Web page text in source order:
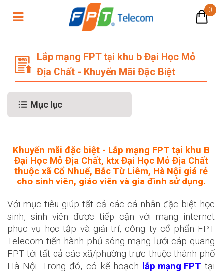
0
Lắp mạng FPT tại khu b Đại Học Mỏ
Địa Chất - Khuyến Mãi Đặc Biệt
Mục lục
Khuyến mãi đặc biệt - Lắp mạng FPT tại khu B
Đại Học Mỏ Địa Chất, ktx Đại Học Mỏ Địa Chất
thuộc xã Cổ Nhuế, Bắc Từ Liêm, Hà Nội giá rẻ
cho sinh viên, giáo viên và gia đình sử dụng.
Với mục tiêu giúp tất cả các cá nhân đặc biệt học
sinh, sinh viên được tiếp cận với mạng internet
phục vụ học tập và giải trí, công ty cổ phẩn FPT
Telecom tiến hành phủ sóng mạng lưới cáp quang
FPT tới tất cả các xã/phường trực thuộc thành phố
Hà Nội. Trong đó, có kế hoạch lắp mạng FPT tại